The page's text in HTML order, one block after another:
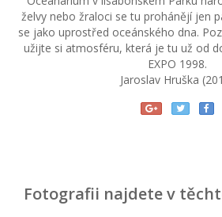
želvy nebo žraloci se tu prohánějí jen
se jako uprostřed oceánského dna.
užijte si atmosféru, která je tu už od
EXPO 1998.
Jaroslav Hruška
Fotografii najdete v